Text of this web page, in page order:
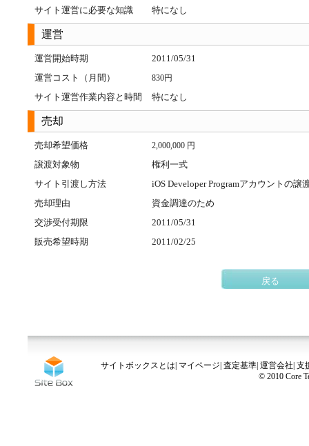
サイト運営に必要な知識
特になし
運営
運営開始時期
2011/05/31
運営コスト（月間）
830円
サイト運営作業内容と時間 特になし
売却
売却希望価格 2,000,000 円
譲渡対象物
権利一式
サイト引渡し方法
iOS Developer Programアカウントの譲
売却理由
資金調達のため
交渉受付期限
2011/05/31
販売希望時期
2011/02/25
戻る
サイトボックスとは マイページ 査定基準 運営会社 支
© 2010 Core